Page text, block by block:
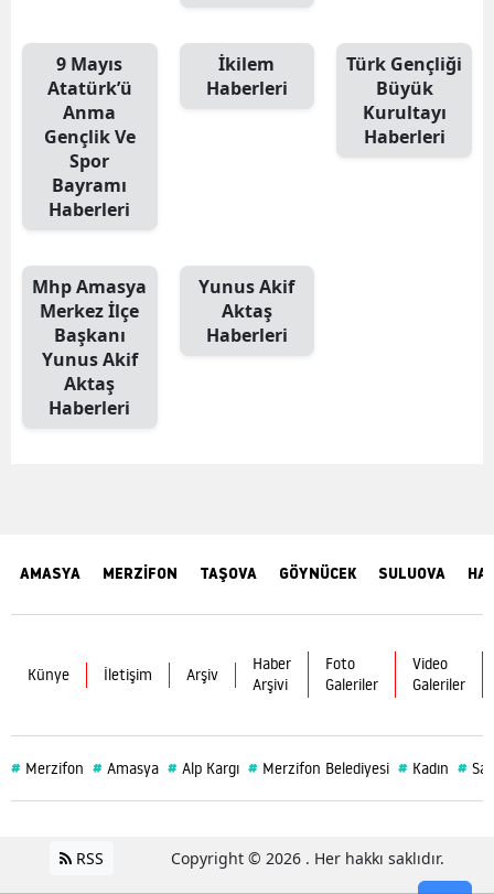
9 Mayıs
Atatürk’ü
Anma
Gençlik Ve
Spor
Bayramı
Haberleri
İkilem
Haberleri
Türk Gençliği
Büyük
Kurultayı
Haberleri
Mhp Amasya
Merkez İlçe
Başkanı
Yunus Akif
Aktaş
Haberleri
Yunus Akif
Aktaş
Haberleri
AMASYA MERZİFON TAŞOVA GÖYNÜCEK SULUOVA
Künye İletişim Arşiv
Haber
Arşivi
Foto
Galeriler
Video
Galeriler
# Merzifon # Amasya # Alp Kargı # Merzifon Belediyesi # Kadın #
RSS Copyright © 2026 . Her hakkı saklıdır.